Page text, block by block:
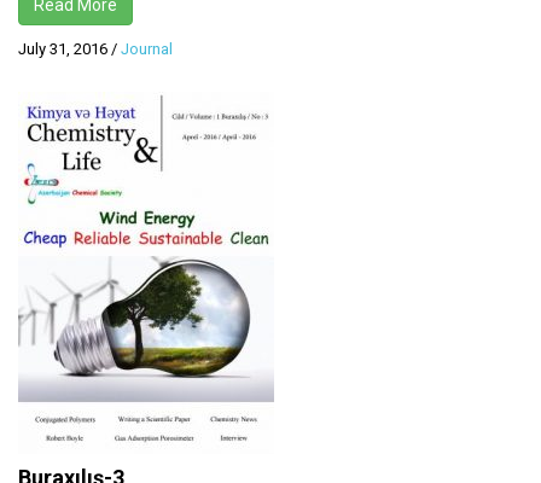
Read More
July 31, 2016 / Journal
Buraxılış-3